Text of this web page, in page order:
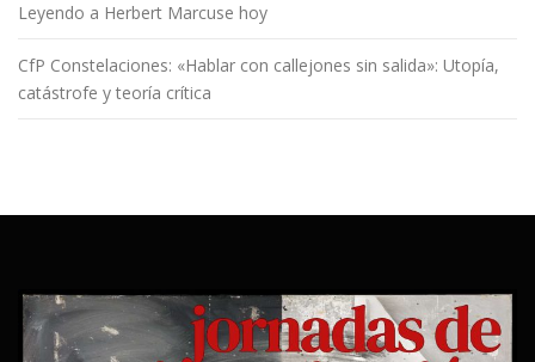
Leyendo a Herbert Marcuse hoy
CfP Constelaciones: «Hablar con callejones sin salida»: Utopía,
catástrofe y teoría crítica